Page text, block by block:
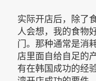
实际开店后，除了
人会想，我的食物
门。那种通常是消
店里面自给自足的
有在韩国成功的经